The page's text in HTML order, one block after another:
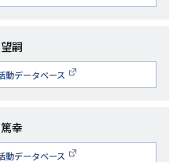
嗣
動データベース
幸
動データベース